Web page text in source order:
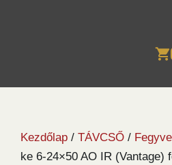
Kezdőlap / TÁVCSŐ /
ke 6-24×50 AO IR (Vantage)